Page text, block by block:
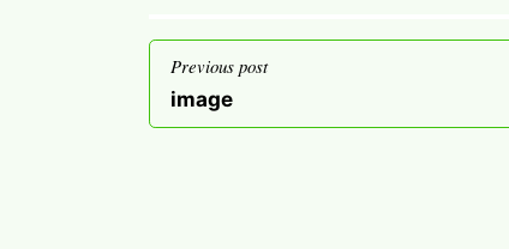
投
稿
ナ
Previous post
Previous
post
image